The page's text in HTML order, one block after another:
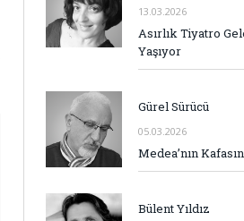
13.03.2026
Asırlık Tiyatro
Yaşıyor
Gürel Sürücü
05.03.2026
Medea’nın
Bülent Yıldız